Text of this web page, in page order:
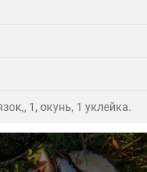
3 карасиков
1, окунь, 1 уклейка.